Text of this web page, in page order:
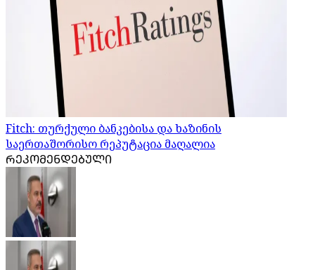
Fitch: თურქული ბანკებისა და ხაზინის
საერთაშორისო რეპუტაცია მაღალია
ᲠᲔᲙᲝᲛᲔᲜᲓᲔᲑᲣᲚᲘ